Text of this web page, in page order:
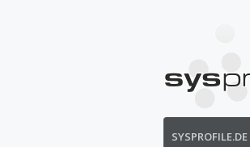
SYSPROFILE.DE